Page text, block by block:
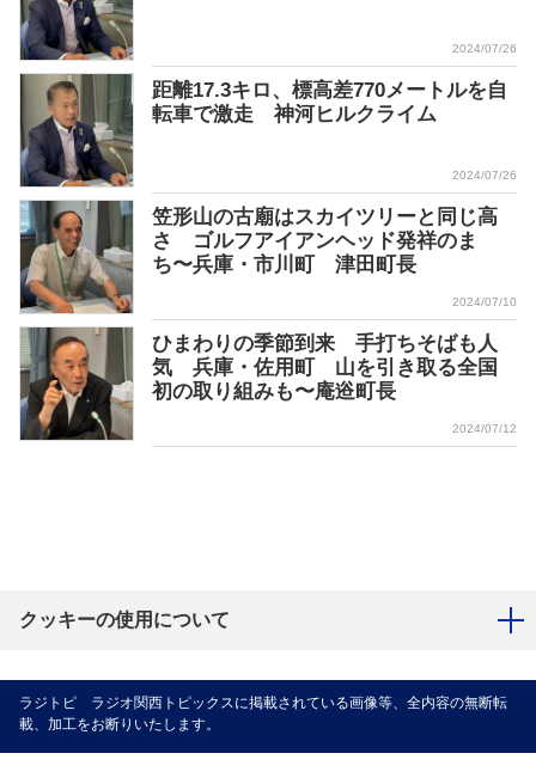
2024/07/26
距離17.3キロ、標高差770メートルを自
転車で激走 神河ヒルクライム
2024/07/26
笠形山の古廟はスカイツリーと同じ高
さ ゴルフアイアンヘッド発祥のま
ち〜兵庫・市川町 津田町長
2024/07/10
ひまわりの季節到来 手打ちそばも人
気 兵庫・佐用町 山を引き取る全国
初の取り組みも〜庵逧町長
2024/07/12
クッキーの使用について
ラジトピ ラジオ関西トピックスに掲載されている画像等、全内容の無断転
載、加工をお断りいたします。